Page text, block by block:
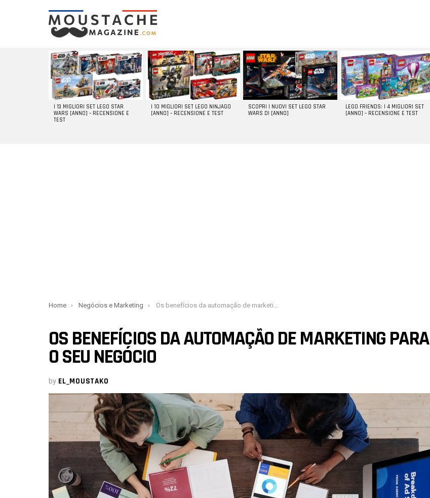
LATEST
STORIES
I 13 MIGLIORI SET LEGO STAR
WARS [ANNO] – RECENSIONE E
TEST
I 10 MIGLIORI SET LEGO NINJAGO
[ANNO] – RECENSIONE E TEST
SCOPRI I NUOVI SET LEGO STAR
WARS DI [ANNO]
LEGO FRIENDS: I 4 MIGLIORI SET
[ANNO] – RECENSIONE E TEST
You are here:
Home Negócios e Marketing Os benefícios da automação de marketing para o seu negócio
OS BENEFÍCIOS DA AUTOMAÇÃO DE MARKETING PARA
O SEU NEGÓCIO
by EL_MOUSTAKO